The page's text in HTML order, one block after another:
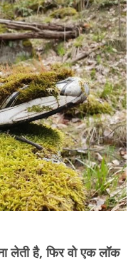
लेती है, फिर वो एक लॉक